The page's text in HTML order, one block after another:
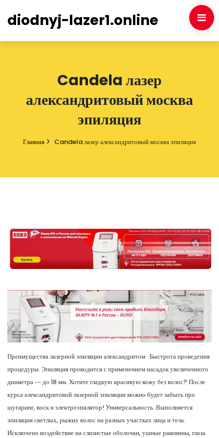
diodnyj-lazer1.online
Candela лазер
александритовый москва
эпиляция
Главная Candela лазер александритовый москва эпиляция
Преимущества лазерной эпиляции александритом · Быстрота проведения
процедуры. Эпиляция проводится с применением насадок увеличенного
диаметра ― до 18 мм. Хотите гладкую красивую кожу без волос? После
курса александритовой лазерной эпиляции можно будет забыть про
шугаринг, воск и электроэпилятор! Универсальность. Выполняется
эпиляция светлых, рыжих волос на разных участках лица и тела.
Исключено воздействие на слизистые оболочки, ушные раковины, глаза.